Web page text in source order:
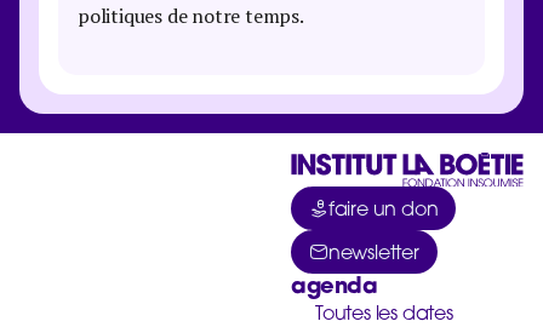
politiques de notre temps.
faire un don
newsletter
agenda
Toutes les dates